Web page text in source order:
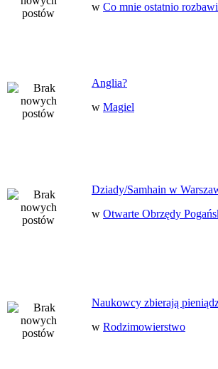
w Co mnie ostatnio
Anglia?
w Magiel
Dziady/Samhain w
w Otwarte Obrzędy
Naukowcy zbierają
w Rodzimowierstwo